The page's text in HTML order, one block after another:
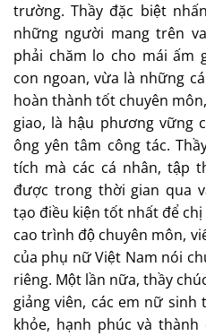
trường. Thầy đặc biệt
những người mang trên
phải chăm lo cho mái ấm
con ngoan, vừa là những
hoàn thành tốt chuyên
giao, là hậu phương vững
ông yên tâm công tác.
tích mà các cá nhân, tập
được trong thời gian qua
tạo điều kiện tốt nhất để
cao trình độ chuyên môn,
của phụ nữ Việt Nam nói
riêng. Một lần nữa, thầy
giảng viên, các em nữ
khỏe, hạnh phúc và